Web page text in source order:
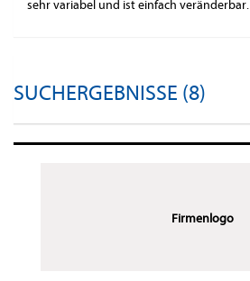
sehr variabel und ist einfach veränderbar.
SUCHERGEBNISSE (8)
Firmenlogo